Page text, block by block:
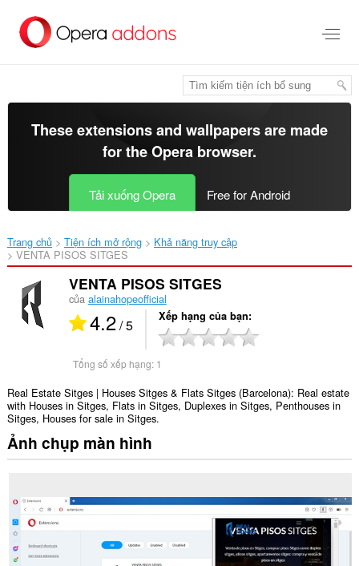
đến
These extensions and wallpapers are made
for theOpera browser.
Tải xuống Opera Free for Android
Trang chủ Tiện ích mở rộng
Khả năng truy cập
VENTA PISOS SITGES‎
VENTA PISOS SITGES
của alainahopeofficial
4.2/ 5 Xếp hạng của bạn
Tổng số xếp hạng: 1
Real Estate Sitges | Houses Sitges & Flats Sitges (Barcelona): Real estate
with Houses in Sitges, Flats in Sitges, Duplexes in Sitges, Penthouses in
Sitges, Houses for sale in Sitges.
Ảnh chụp màn hình